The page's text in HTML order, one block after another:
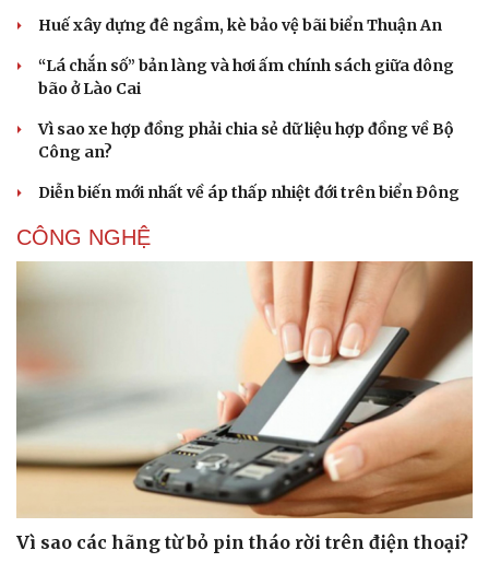
Nhi khoa
Nam khoa
Làm đẹp - giảm cân
Phòng mạch online
Huế xây dựng đê ngầm, kè bảo vệ bãi biển Thuận An
“Lá chắn số” bản làng và hơi ấm chính sách giữa dông
bão ở Lào Cai
Vì sao xe hợp đồng phải chia sẻ dữ liệu hợp đồng về Bộ
Công an?
Diễn biến mới nhất về áp thấp nhiệt đới trên biển Đông
CÔNG NGHỆ
Vì sao các hãng từ bỏ pin tháo rời trên điện thoại?